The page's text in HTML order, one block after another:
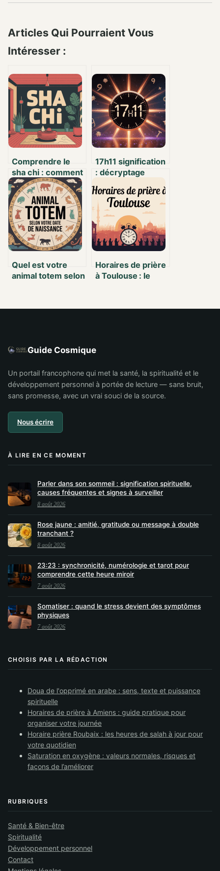
Articles Qui Pourraient Vous
Intéresser :
Comprendre le
sha chi : comment
harmoniser votre
espace et
préserver
l’énergie positive
17h11 signification
: décryptage
complet de cette
heure miroir
Quel est votre
animal totem selon
Comprendre sa
Horaires de prière
à Toulouse : le
manquer
Guide Cosmique
Un portail francophone qui met la santé, la spiritualité et le
développement personnel à portée de lecture — sans bruit,
sans promesse, avec un vrai souci de la source.
Nous écrire
À LIRE EN CE MOMENT
Parler dans son sommeil : signification spirituelle,
causes fréquentes et signes à surveiller
8 août 2026
Rose jaune : amitié, gratitude ou message à double
tranchant ?
8 août 2026
23:23 : synchronicité, numérologie et tarot pour
comprendre cette heure miroir
7 août 2026
Somatiser : quand le stress devient des symptômes
physiques
7 août 2026
CHOISIS PAR LA RÉDACTION
Doua de l'opprimé en arabe : sens, texte et puissance
spirituelle
Horaires de prière à Amiens : guide pratique pour
organiser votre journée
Horaire prière Roubaix : les heures de salah à jour pour
votre quotidien
Saturation en oxygène : valeurs normales, risques et
façons de l’améliorer
RUBRIQUES
Santé & Bien-être
Spiritualité
Développement personnel
Contact